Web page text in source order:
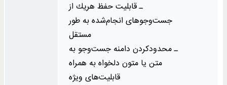
ـ قابلیت حفظ هر‌یك از
جست‌وجوهای انجام‌‌شده به طور
مستقل
ـ محدودکردن دامنه جست‌وجو به
متن یا متون دلخواه به همراه
قابلیت‌های ویژه